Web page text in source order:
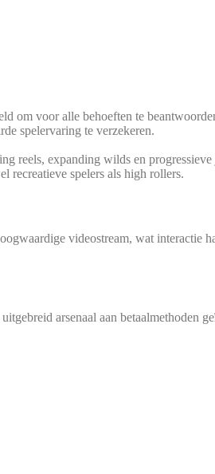
om voor alle behoef­ten te
spe­l­er­va­ring te verzekeren.
reels, expan­ding wilds en
recrea­tie­ve spe­l­ers als high rollers.
video­stream, wat inter­ac­tie
arsen­aal aan betaal­me­tho­den